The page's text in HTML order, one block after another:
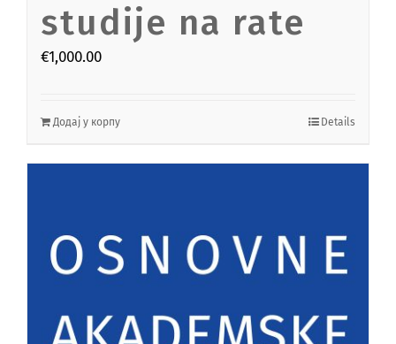
studije na rate
€1,000.00
Додај у корпу Details